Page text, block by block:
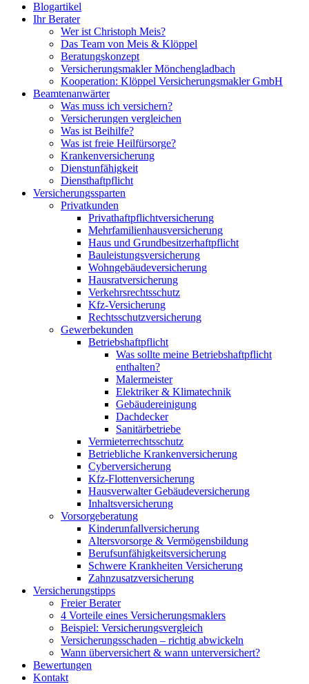
Blogartikel
Ihr Berater
Wer ist Christoph Meis?
Das Team von Meis & Klöppel
Beratungskonzept
Versicherungsmakler Mönchengladbach
Kooperation: Klöppel Versicherungsmakler GmbH
Beamtenanwärter
Was muss ich versichern?
Versicherungen vergleichen
Was ist Beihilfe?
Was ist freie Heilfürsorge?
Krankenversicherung
Dienstunfähigkeit
Diensthaftpflicht
Versicherungssparten
Privatkunden
Privathaftpflichtversicherung
Mehrfamilienhausversicherung
Haus und Grundbesitzerhaftpflicht
Bauleistungsversicherung
Wohngebäudeversicherung
Hausratversicherung
Verkehrsrechtsschutz
Kfz-Versicherung
Rechtsschutzversicherung
Gewerbekunden
Betriebshaftpflicht
Was sollte meine Betriebshaftpflicht
enthalten?
Malermeister
Elektriker & Klimatechnik
Gebäudereinigung
Dachdecker
Sanitärbetriebe
Vermieterrechtsschutz
Betriebliche Krankenversicherung
Cyberversicherung
Kfz-Flottenversicherung
Hausverwalter Gebäudeversicherung
Inhaltsversicherung
Vorsorgeberatung
Kinderunfallversicherung
Altersvorsorge & Vermögensbildung
Berufsunfähigkeitsversicherung
Schwere Krankheiten Versicherung
Zahnzusatzversicherung
Versicherungstipps
Freier Berater
4 Vorteile eines Versicherungsmaklers
Beispiel: Versicherungsvergleich
Versicherungsschaden – richtig abwickeln
Wann überversichert & wann unterversichert?
Bewertungen
Kontakt